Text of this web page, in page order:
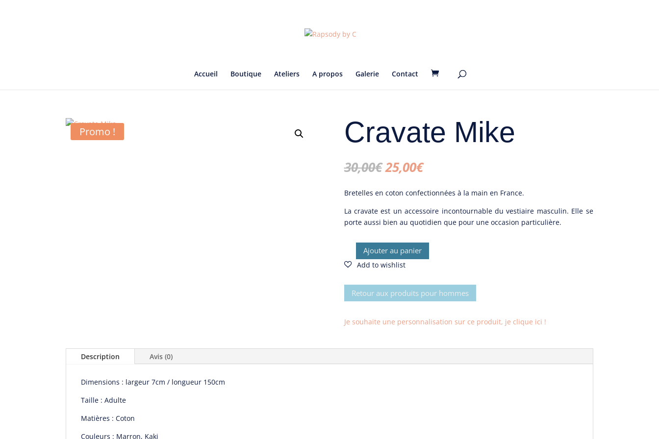
Accueil Boutique Ateliers A propos Galerie Contact
Promo ! Cravate Mike
30,00€Le
prix
initial
était :
30,00€.
25,00€Le
prix
actuel
est :
25,00€.
Bretelles en coton confectionnées à la main en France.
La cravate est un accessoire incontournable du vestiaire masculin. Elle se
porte aussi bien au quotidien que pour une occasion particulière.
quantité
de
Mike
Ajouter au panier
Retour aux produits pour hommes
Je souhaite une personnalisation sur ce produit, je clique ici !
Description Avis (0)
Dimensions : largeur 7cm / longueur 150cm
Taille : Adulte
Matières : Coton
Couleurs : Marron, Kaki